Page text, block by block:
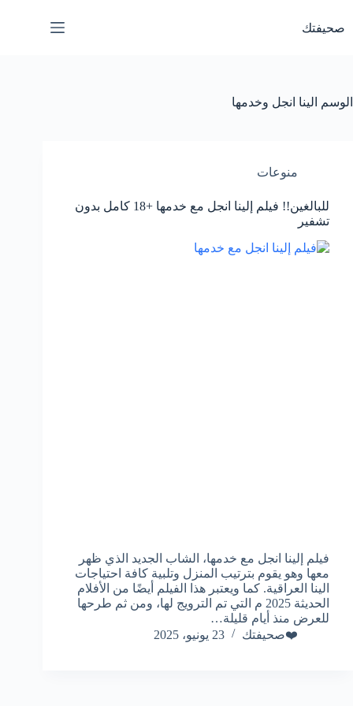
المحتوى
صحيفتك
الوسم الينا انجل وخدمها
منوعات
للبالغين!! فيلم إلينا انجل مع خدمها +18 كامل بدون
تشفير
فيلم إلينا انجل مع خدمها، الشاب الجديد الذي ظهر
معها وهو يقوم بترتيب المنزل وتلبية كافة احتياجات
الينا العراقية. كما ويعتبر هذا الفيلم أيضًا من الأفلام
الحديثة 2025 م التي تم الترويج لها، ومن ثم طرحها
للعرض منذ أيام قليلة…
❤️صحيفتك
23 يونيو، 2025